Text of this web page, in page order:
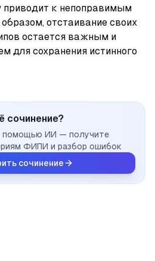
приводит к непоправимым
отстаивание своих
остается важным и
для сохранения истинного
сочинение?
помощью ИИ — получите
ФИПИ и разбор ошибок
сочинение